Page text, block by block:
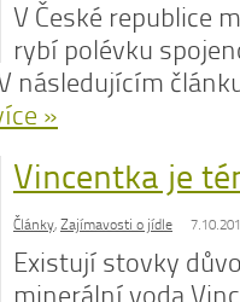
V České republice
rybí polévku
následujícím
»
Vincentka je
Články, Zajímavosti o jídle
Existují stovky
minerální voda